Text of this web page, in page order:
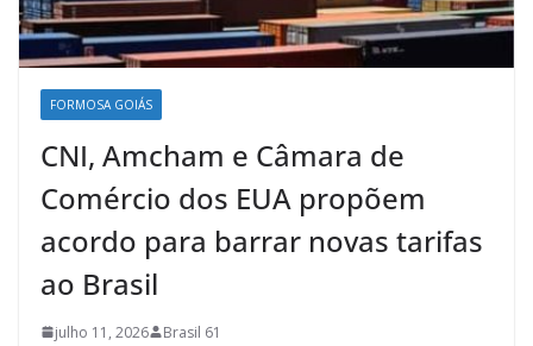
FORMOSA GOIÁS
CNI, Amcham e Câmara de
Comércio dos EUA propõem
acordo para barrar novas tarifas
ao Brasil
julho 11, 2026 Brasil 61